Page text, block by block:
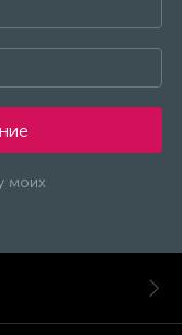
моих